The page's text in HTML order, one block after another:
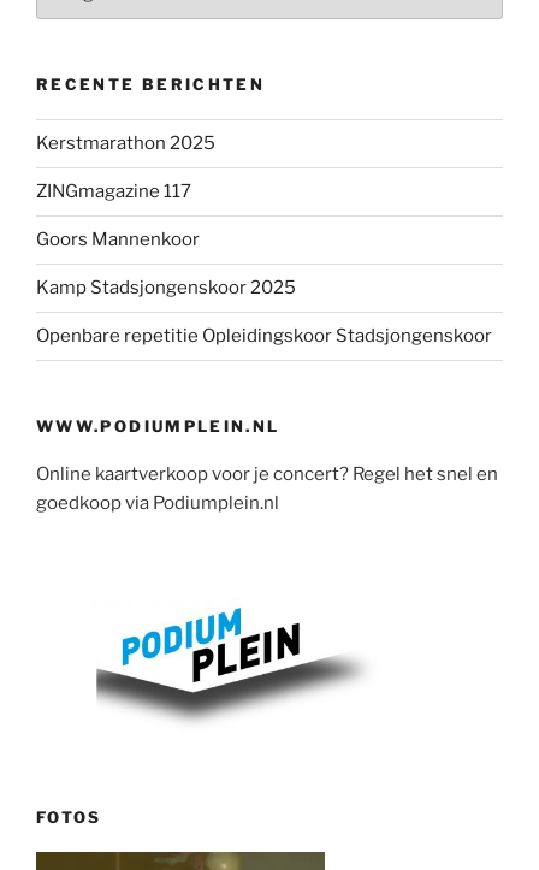
RECENTE BERICHTEN
Kerstmarathon 2025
ZINGmagazine 117
Goors Mannenkoor
Kamp Stadsjongenskoor 2025
Openbare repetitie Opleidingskoor Stadsjongenskoor
WWW.PODIUMPLEIN.NL
Online kaartverkoop voor je concert? Regel het snel en
goedkoop via Podiumplein.nl
FOTOS